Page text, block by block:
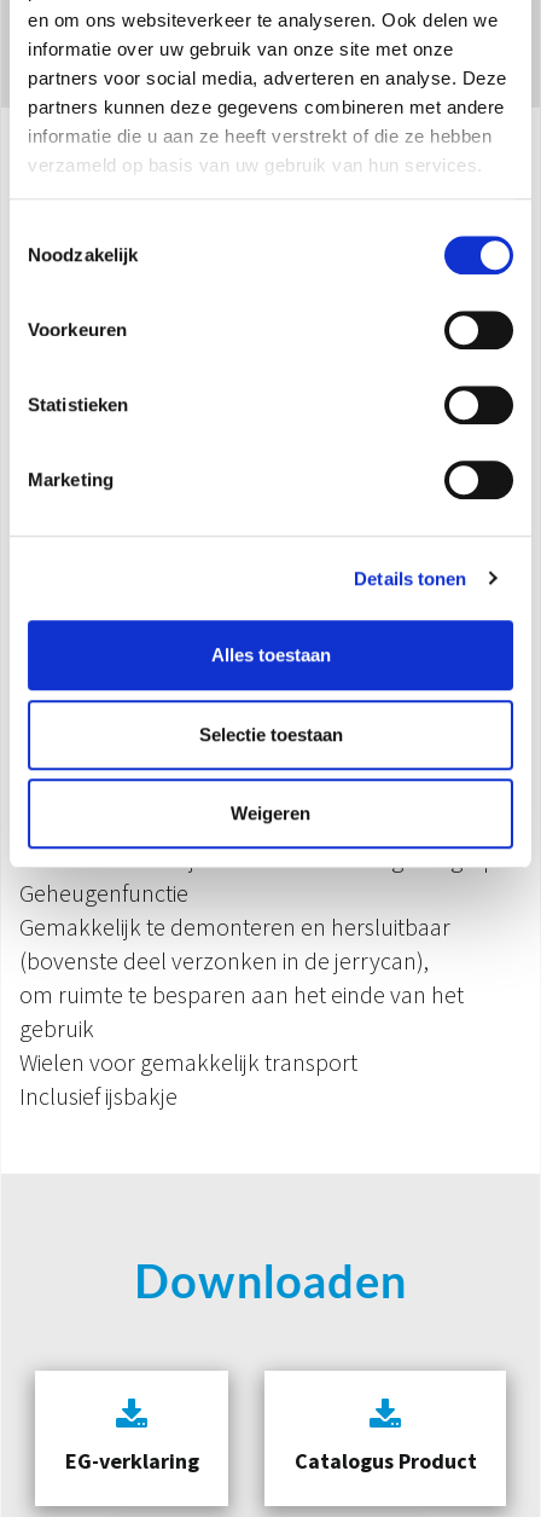
en om ons websiteverkeer te analyseren. Ook delen we
informatie over uw gebruik van onze site met onze
partners voor social media, adverteren en analyse. Deze
partners kunnen deze gegevens combineren met andere
informatie die u aan ze heeft verstrekt of die ze hebben
verzameld op basis van uw gebruik van hun services.
Noodzakelijk
Voorkeuren
Statistieken
Marketing
Details tonen
Alles toestaan
Selectie toestaan
Weigeren
Luchtstroom (maximaal): 1000 m³/h
Maximaal geluidsvermogen: 63dB(A)
LED-display
Zuivering met luchtfilter en honingraat
verdampingspaneel
Timer 1-24u
Pompbeveiligingssysteem
Knipperlicht bij gebrek aan water in de tank
Gebruiksvriendelijke afstandsbediening inbegrepen
Geheugenfunctie
Gemakkelijk te demonteren en hersluitbaar
(bovenste deel verzonken in de jerrycan),
om ruimte te besparen aan het einde van het
gebruik
Wielen voor gemakkelijk transport
Inclusief ijsbakje
Downloaden
EG-verklaring Catalogus Product